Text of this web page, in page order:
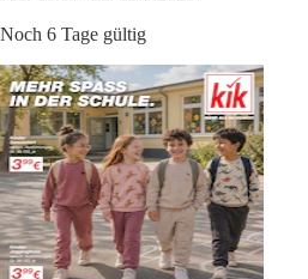
Noch 6 Tage gültig